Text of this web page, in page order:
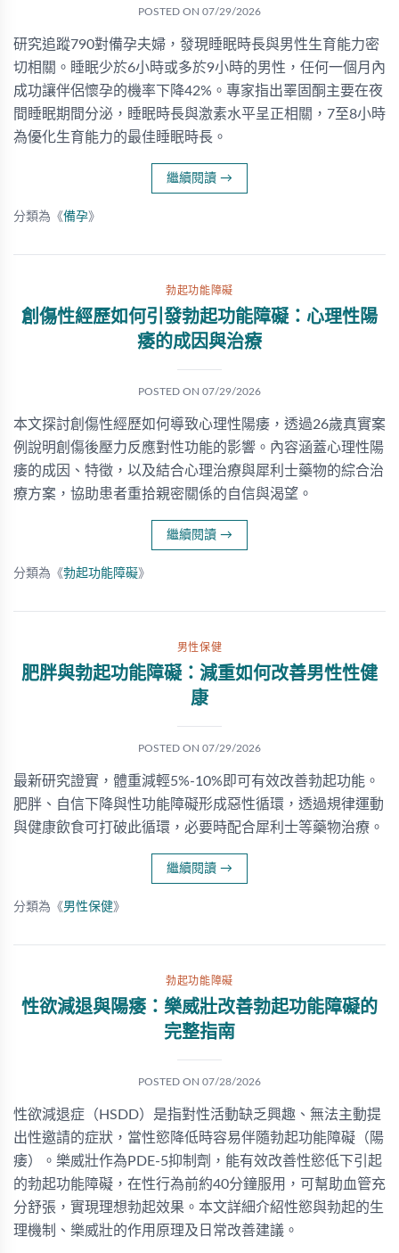
POSTED ON 07/29/2026
研究追蹤790對備孕夫婦，發現睡眠時長與男性生育能力密
切相關。睡眠少於6小時或多於9小時的男性，任何一個月內
成功讓伴侶懷孕的機率下降42%。專家指出睪固酮主要在夜
間睡眠期間分泌，睡眠時長與激素水平呈正相關，7至8小時
為優化生育能力的最佳睡眠時長。
繼續閱讀 →
分類為《備孕》
勃起功能障礙
創傷性經歷如何引發勃起功能障礙：心理性陽
痿的成因與治療
POSTED ON 07/29/2026
本文探討創傷性經歷如何導致心理性陽痿，透過26歲真實案
例說明創傷後壓力反應對性功能的影響。內容涵蓋心理性陽
痿的成因、特徵，以及結合心理治療與犀利士藥物的綜合治
療方案，協助患者重拾親密關係的自信與渴望。
繼續閱讀 →
分類為《勃起功能障礙》
男性保健
肥胖與勃起功能障礙：減重如何改善男性性健
康
POSTED ON 07/29/2026
最新研究證實，體重減輕5%-10%即可有效改善勃起功能。
肥胖、自信下降與性功能障礙形成惡性循環，透過規律運動
與健康飲食可打破此循環，必要時配合犀利士等藥物治療。
繼續閱讀 →
分類為《男性保健》
勃起功能障礙
性欲減退與陽痿：樂威壯改善勃起功能障礙的
完整指南
POSTED ON 07/28/2026
性欲減退症（HSDD）是指對性活動缺乏興趣、無法主動提
出性邀請的症狀，當性慾降低時容易伴隨勃起功能障礙（陽
痿）。樂威壯作為PDE-5抑制劑，能有效改善性慾低下引起
的勃起功能障礙，在性行為前約40分鐘服用，可幫助血管充
分舒張，實現理想勃起效果。本文詳細介紹性慾與勃起的生
理機制、樂威壯的作用原理及日常改善建議。